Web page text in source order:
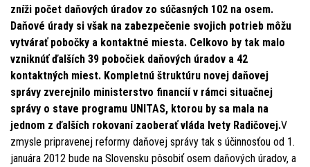
zníži počet daňových úradov zo súčasných 102 na osem.
Daňové úrady si však na zabezpečenie svojich potrieb môžu
vytvárať pobočky a kontaktné miesta. Celkovo by tak malo
vzniknúť ďalších 39 pobočiek daňových úradov a 42
kontaktných miest. Kompletnú štruktúru novej daňovej
správy zverejnilo ministerstvo financií v rámci situačnej
správy o stave programu UNITAS, ktorou by sa mala na
jednom z ďalších rokovaní zaoberať vláda Ivety Radičovej.V
zmysle pripravenej reformy daňovej správy tak s účinnosťou od 1.
januára 2012 bude na Slovensku pôsobiť osem daňových úradov, a